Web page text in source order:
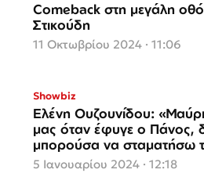
Comeback στη μεγάλη
Στικούδη
11 Οκτωβρίου 2024 · 11:06
Showbiz
Ελένη Ουζουνίδου:
μας όταν έφυγε ο Πάνος,
μπορούσα να σταματήσω
5 Ιανουαρίου 2024 · 12:18